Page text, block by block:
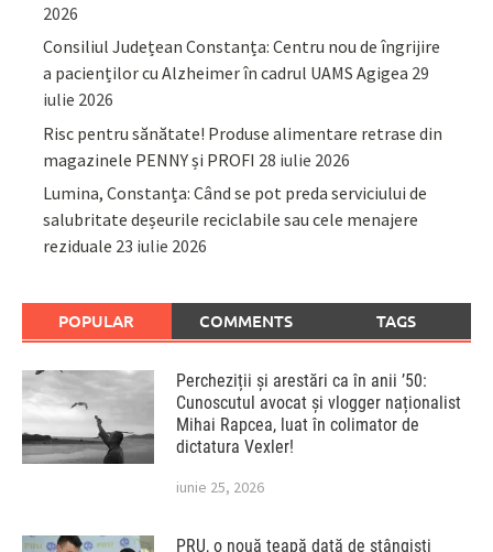
2026
Consiliul Județean Constanța: Centru nou de îngrijire
a pacienților cu Alzheimer în cadrul UAMS Agigea 29
iulie 2026
Risc pentru sănătate! Produse alimentare retrase din
magazinele PENNY și PROFI 28 iulie 2026
Lumina, Constanța: Când se pot preda serviciului de
salubritate deșeurile reciclabile sau cele menajere
reziduale 23 iulie 2026
POPULAR COMMENTS TAGS
Percheziții și arestări ca în anii ’50:
Cunoscutul avocat și vlogger naționalist
Mihai Rapcea, luat în colimator de
dictatura Vexler!
iunie 25, 2026
PRU, o nouă ţeapă dată de stângişti